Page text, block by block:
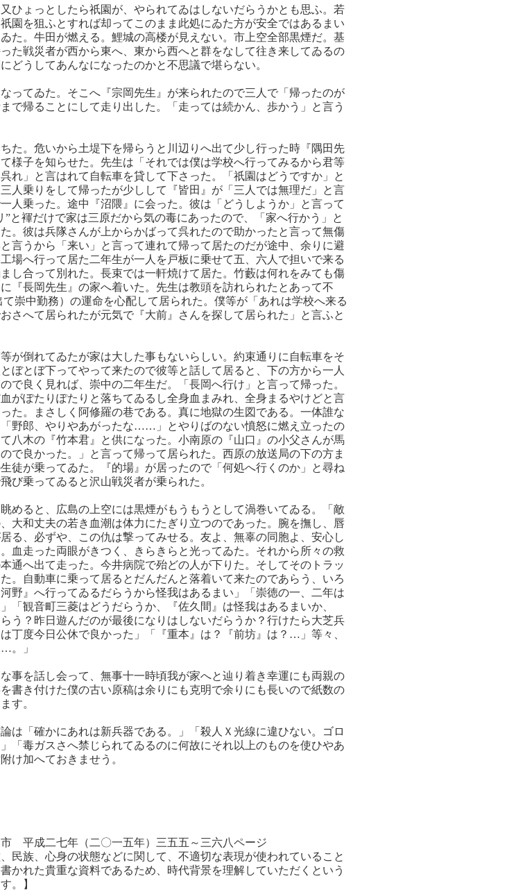
ひょっとしたら祇園が、やられてゐはしないだらうかとも思ふ。若
園を狙ふとすれば却ってこのまま此処にゐた方が安全ではあるまい
た。牛田が燃える。鯉城の高楼が見えない。市上空全部黒煙だ。基
た戦災者が西から東へ、東から西へと群をなして往き来してゐるの
どうしてあんなになったのかと不思議で堪らない。
ってゐた。そこへ『宗岡先生』が来られたので三人で「帰ったのが
で帰ることにして走り出した。「走っては続かん、歩かう」と言う
た。危いから土堤下を帰らうと川辺りへ出て少し行った時『隅田先
様子を知らせた。先生は「それでは僕は学校へ行ってみるから君等
れ」と言はれて自転車を貸して下さった。「祇園はどうですか」と
人乗りをして帰ったが少しして『皆田』が「三人では無理だ」と言
人乗った。途中『沼隈』に会った。彼は「どうしようか」と言って
と褌だけで家は三原だから気の毒にあったので、「家へ行かう」と
。彼は兵隊さんが上からかばって呉れたので助かったと言って無傷
言うから「来い」と言って連れて帰って居たのだが途中、余りに避
場へ行って居た二年生が一人を戸板に乗せて五、六人で担いで来る
し合って別れた。長束では一軒焼けて居た。竹藪は何れをみても傷
『長岡先生』の家へ着いた。先生は教頭を訪れられたとあって不
崇中勤務）の運命を心配して居られた。僕等が「あれは学校へ来る
さへて居られたが元気で『大前』さんを探して居られた」と言ふと
が倒れてゐたが家は大した事もないらしい。約束通りに自転車をそ
ぼとぼ下ってやって来たので彼等と話して居ると、下の方から一人
で良く見れば、崇中の二年生だ。「長岡へ行け」と言って帰った。
がぽたりぽたりと落ちてゐるし全身血まみれ、全身まるやけどと言
た。まさしく阿修羅の巷である。真に地獄の生図である。一体誰な
野郎、やりやあがったな……」とやりばのない憤怒に燃え立ったの
八木の『竹本君』と供になった。小南原の『山口』の小父さんが馬
で良かった。」と言って帰って居られた。西原の放送局の下の方ま
徒が乗ってゐた。『的場』が居ったので「何処へ行くのか」と尋ね
び乗ってゐると沢山戦災者が乗られた。
めると、広島の上空には黒煙がもうもうとして渦巻いてゐる。「敵
大和丈夫の若き血潮は体力にたぎり立つのであった。腕を撫し、唇
る、必ずや、この仇は撃ってみせる。友よ、無辜の同胞よ、安心し
血走った両眼がきつく、きらきらと光ってゐた。それから所々の救
通へ出て走った。今井病院で殆どの人が下りた。そしてそのトラッ
。自動車に乗って居るとだんだんと落着いて来たのであらう、いろ
野』へ行ってゐるだらうから怪我はあるまい」「崇徳の一、二年は
観音町三菱はどうだらうか、『佐久間』は怪我はあるまいか、
う？昨日遊んだのが最後になりはしないだらうか？行けたら大芝兵
丁度今日公休で良かった」「『重本』は？『前坊』は？…」等々、
。」
事を話し会って、無事十一時頃我が家へと辿り着き幸運にも両親の
書き付けた僕の古い原稿は余りにも克明で余りにも長いので紙数の
す。
は「確かにあれは新兵器である。」「殺人Ｘ光線に違ひない。ゴロ
「毒ガスさへ禁じられてゐるのに何故にそれ以上のものを使ひやあ
け加へておきませう。
成二七年（二〇一五年）三五五～三六八ページ
民族、心身の状態などに関して、不適切な表現が使われていること
かれた貴重な資料であるため、時代背景を理解していただくという
。】